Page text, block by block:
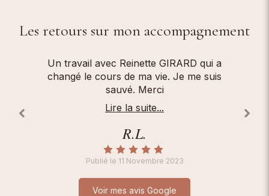
Les retours sur mon accompagnement
Très sympathique psychanalyste à Marseille
! Merci pour tout.
Lire la suite...
Publié le 21 Juin 2022
Voir mes avis Google